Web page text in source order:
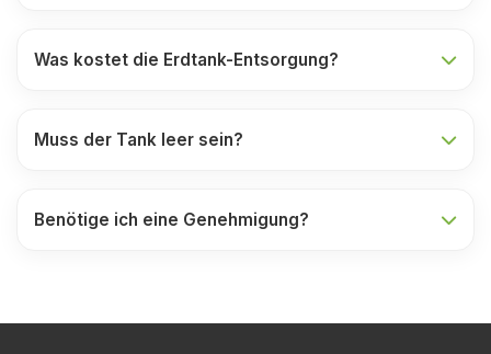
Was kostet die Erdtank-Entsorgung?
Muss der Tank leer sein?
Benötige ich eine Genehmigung?